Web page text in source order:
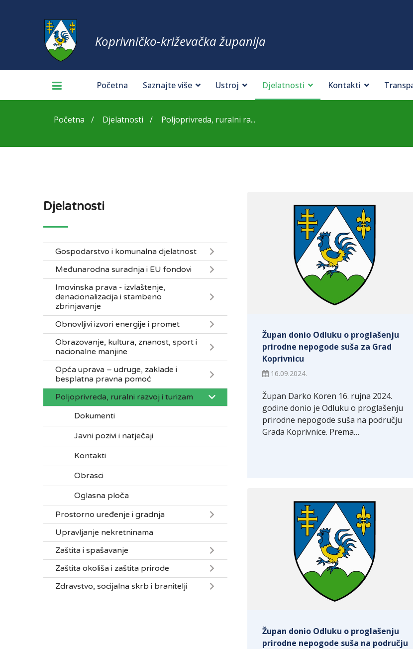
Koprivničko-križevačka županija
Početna Saznajte više Ustroj Djelatnosti Kontakti
Početna Djelatnosti Poljoprivreda, ruralni ra...
Djelatnosti
Gospodarstvo i komunalna djelatnost
Međunarodna suradnja i EU fondovi
Imovinska prava - izvlaštenje,
denacionalizacija i stambeno
zbrinjavanje
Obnovljivi izvori energije i promet
Obrazovanje, kultura, znanost, sport i
nacionalne manjine
Opća uprava – udruge, zaklade i
besplatna pravna pomoć
Poljoprivreda, ruralni razvoj i turizam
Dokumenti
Javni pozivi i natječaji
Kontakti
Obrasci
Oglasna ploča
Prostorno uređenje i gradnja
Upravljanje nekretninama
Zaštita i spašavanje
Zaštita okoliša i zaštita prirode
Zdravstvo, socijalna skrb i branitelji
Župan donio Odluku o proglašenju
prirodne nepogode suša za Grad
Koprivnicu
16.09.2024.
Župan Darko Koren 16. rujna 2024.
godine donio je Odluku o proglašenju
prirodne nepogode suša na području
Grada Koprivnice. Prema…
Župan donio Odluku o proglašenju
prirodne nepogode suša na području